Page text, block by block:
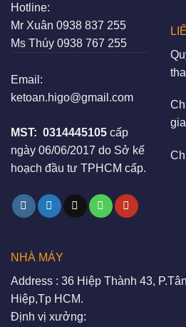
Hotline:
Mr Xuân 0938 837 255
Ms Thúy 0938 767 255
Email:
ketoan.higo@gmail.com
MST: 0314445105 cấp
ngày 06/06/2017 do Sở kế
hoạch đầu tư TPHCM cấp.
NHÀ MÁY
Address : 36 Hiệp Thành 43,
Hiệp,Tp HCM.
Định vị xưởng: